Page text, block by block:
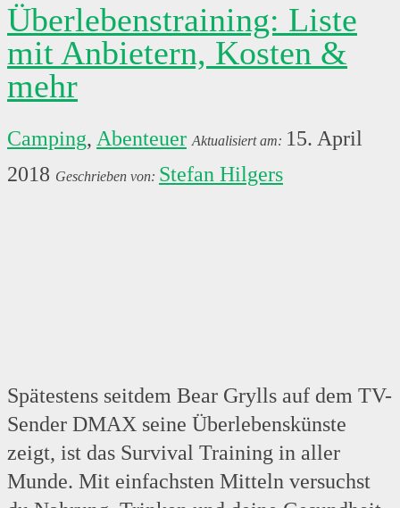
Überlebenstraining: Liste
mit Anbietern, Kosten &
mehr
Camping, Abenteuer
15. April
2018
Stefan Hilgers
Spätestens seitdem Bear Grylls auf dem TV-
Sender DMAX seine Überlebenskünste
zeigt, ist das Survival Training in aller
Munde. Mit einfachsten Mitteln versuchst